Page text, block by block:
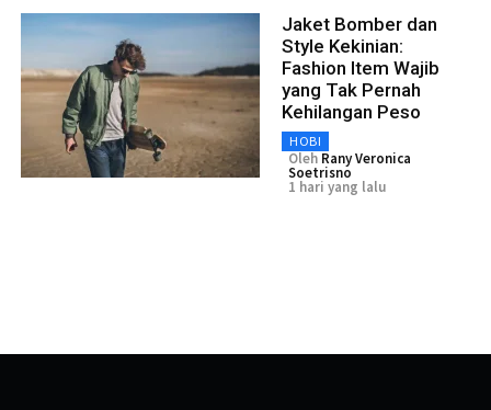
Jaket Bomber dan
Style Kekinian:
Fashion Item Wajib
yang Tak Pernah
Kehilangan Peso
HOBI
Oleh Rany Veronica
Soetrisno
1 hari yang lalu